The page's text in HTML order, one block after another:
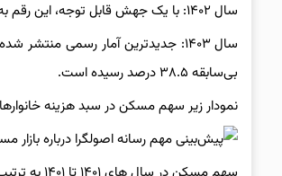
سال ۱۴۰۲: با یک جهش قابل توجه، این رقم به ۳۷.۱ درصد افزایش یافت. این عدد به تنهایی نشان‌دهنده فشار روزافزون بر بودجه خانوارها در این سال بود.
سال ۱۴۰۳: جدیدترین آمار رسمی
بی‌سابقه ۳۸.۵ درصد رسیده است.
نمودار زیر سهم مسکن در سبد هزینه